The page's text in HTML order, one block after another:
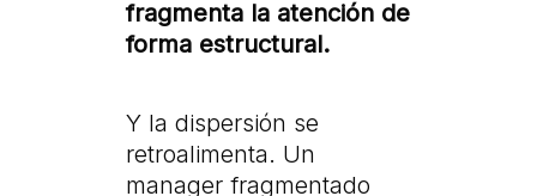
fragmenta la atención de
forma estructural.
Y la dispersión se
retroalimenta. Un
manager fragmentado